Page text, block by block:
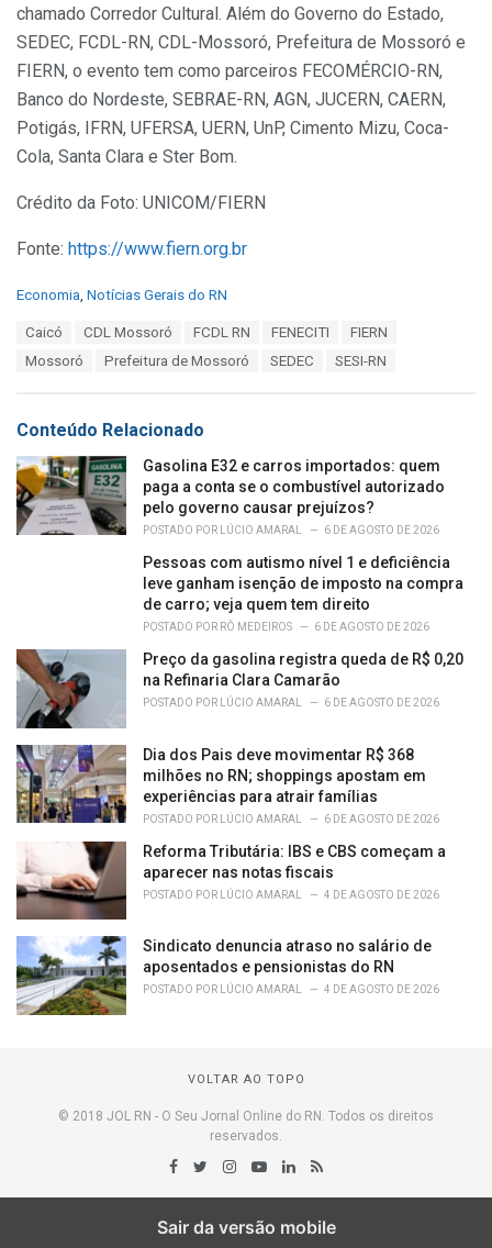
chamado Corredor Cultural. Além do Governo do Estado,
SEDEC, FCDL-RN, CDL-Mossoró, Prefeitura de Mossoró e
FIERN, o evento tem como parceiros FECOMÉRCIO-RN,
Banco do Nordeste, SEBRAE-RN, AGN, JUCERN, CAERN,
Potigás, IFRN, UFERSA, UERN, UnP, Cimento Mizu, Coca-
Cola, Santa Clara e Ster Bom.
Crédito da Foto: UNICOM/FIERN
Fonte: https://www.fiern.org.br
C
i
e
s
:
Economia, Notícias Gerais do RN
Caicó CDL Mossoró FCDL RN FENECITI
FIERN
Mossoró
Prefeitura de Mossoró SEDEC SESI-RN
Conteúdo Relacionado
Gasolina E32 e carros importados: quem
paga a conta se o combustível autorizado
pelo governo causar prejuízos?
POSTADO POR LÚCIO AMARAL 6 DE AGOSTO DE 2026
Pessoas com autismo nível 1 e deficiência
leve ganham isenção de imposto na compra
de carro; veja quem tem direito
POSTADO POR RÔ MEDEIROS 6 DE AGOSTO DE 2026
Preço da gasolina registra queda de R$ 0,20
na Refinaria Clara Camarão
POSTADO POR LÚCIO AMARAL 6 DE AGOSTO DE 2026
Dia dos Pais deve movimentar R$ 368
milhões no RN; shoppings apostam em
experiências para atrair famílias
POSTADO POR LÚCIO AMARAL 6 DE AGOSTO DE 2026
Reforma Tributária: IBS e CBS começam a
aparecer nas notas fiscais
POSTADO POR LÚCIO AMARAL 4 DE AGOSTO DE 2026
Sindicato denuncia atraso no salário de
aposentados e pensionistas do RN
POSTADO POR LÚCIO AMARAL 4 DE AGOSTO DE 2026
VOLTAR AO TOPO
© 2018 JOL RN - O Seu Jornal Online do RN. Todos os direitos
reservados.
Sair da versão mobile